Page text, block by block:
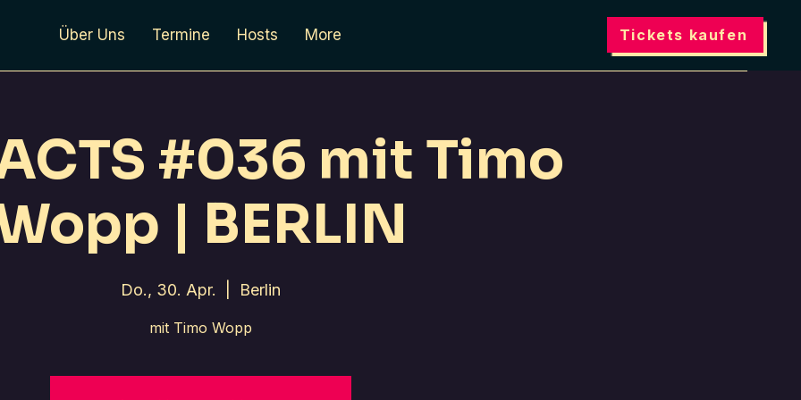
Über Uns Termine Hosts More Tickets kaufen
#036 mit Timo
| BERLIN
Do., 30. Apr. Berlin
mit Timo Wopp